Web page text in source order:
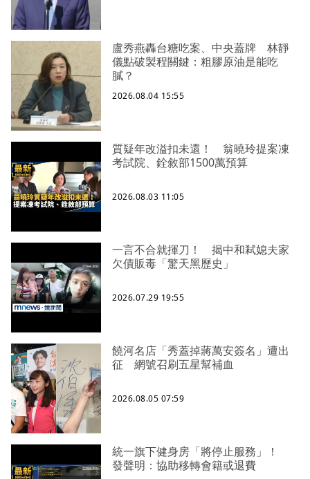
盧秀燕轟台糖吃案、中央蓋牌 林靜
儀點破製程關鍵：粗膠原油是能吃
膩？
2026.08.04 15:55
質疑年改溢扣未還！ 翁曉玲提案凍
考試院、銓敘部1500萬預算
2026.08.03 11:05
一言不合就揮刀！ 揭中和弒媳夫家
欠債販毒「驚天黑歷史」
2026.07.29 19:55
饒河名店「秀蓋掉蔣萬安簽名」遭出
征 網號召刷五星幫補血
2026.08.05 07:59
統一旗下健身房「將停止服務」！
發聲明：協助移轉會籍或退費